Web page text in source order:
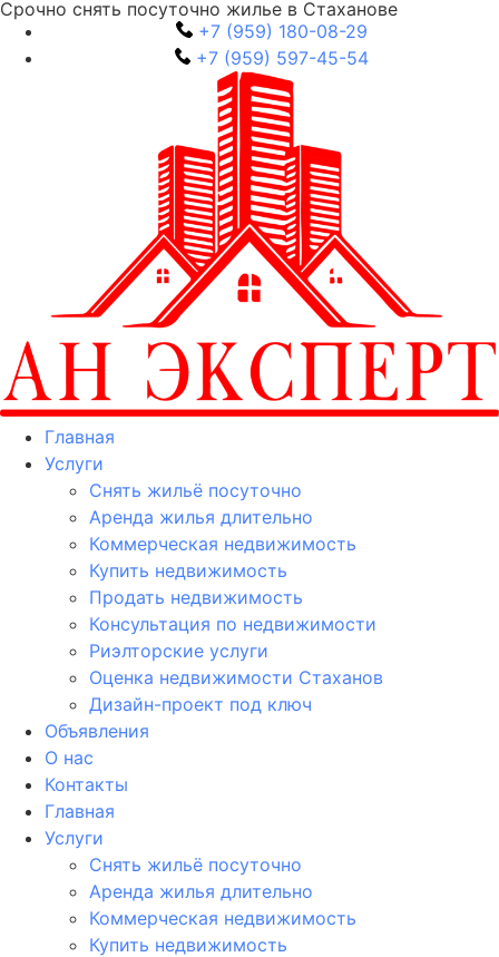
Срочно снять посуточно жилье в Стаханове
+7 (959) 180-08-29
+7 (959) 597-45-54
Главная
Услуги
Снять жильё посуточно
Аренда жилья длительно
Коммерческая недвижимость
Купить недвижимость
Продать недвижимость
Консультация по недвижимости
Риэлторские услуги
Оценка недвижимости Стаханов
Дизайн-проект под ключ
Объявления
О нас
Контакты
Главная
Услуги
Снять жильё посуточно
Аренда жилья длительно
Коммерческая недвижимость
Купить недвижимость